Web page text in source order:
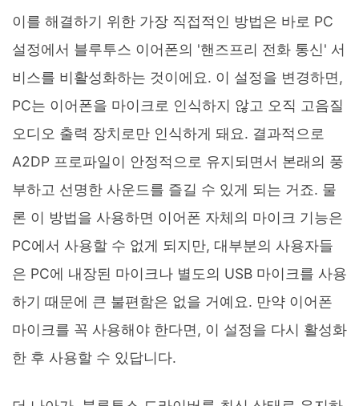
이를 해결하기 위한 가장 직접적인 방법은 바로 PC
설정에서 블루투스 이어폰의 '핸즈프리 전화 통신' 서
비스를 비활성화하는 것이에요. 이 설정을 변경하면,
PC는 이어폰을 마이크로 인식하지 않고 오직 고음질
오디오 출력 장치로만 인식하게 돼요. 결과적으로
A2DP 프로파일이 안정적으로 유지되면서 본래의 풍
부하고 선명한 사운드를 즐길 수 있게 되는 거죠. 물
론 이 방법을 사용하면 이어폰 자체의 마이크 기능은
PC에서 사용할 수 없게 되지만, 대부분의 사용자들
은 PC에 내장된 마이크나 별도의 USB 마이크를 사용
하기 때문에 큰 불편함은 없을 거예요. 만약 이어폰
마이크를 꼭 사용해야 한다면, 이 설정을 다시 활성화
한 후 사용할 수 있답니다.